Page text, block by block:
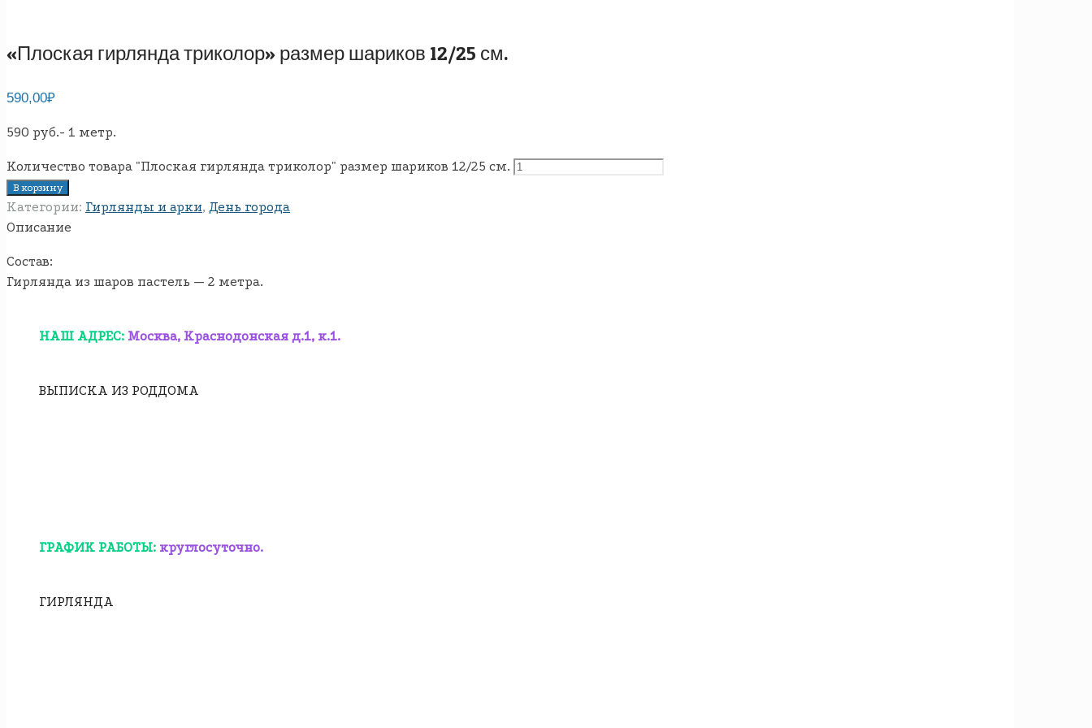
«Плоская гирлянда триколор» размер шариков 12/25 см.
590,00₽
590 руб.- 1 метр.
Количество товара "Плоская гирлянда триколор" размер шариков 12/25 см.
В корзину
Категории: Гирлянды и арки, День города
Описание
Состав:
Гирлянда из шаров пастель — 2 метра.
НАШ АДРЕС: Москва, Краснодонская д.1, к.1.
ВЫПИСКА ИЗ РОДДОМА
ГРАФИК РАБОТЫ: круглосуточно.
ГИРЛЯНДА